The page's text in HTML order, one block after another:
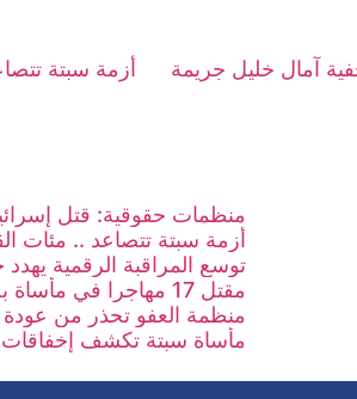
آمال خليل جريمة
أزمة سبتة
منظمات حقوقية: قتل
أزمة سبتة تتصاعد .. مئات
توسع المراقبة الرقمية يهدد
مقتل 17 مهاجرا في مأساة بحرية جديدة قبالة إسبانيا
منظمة العفو تحذر من عودة
مأساة سبتة تكشف إخفاقات